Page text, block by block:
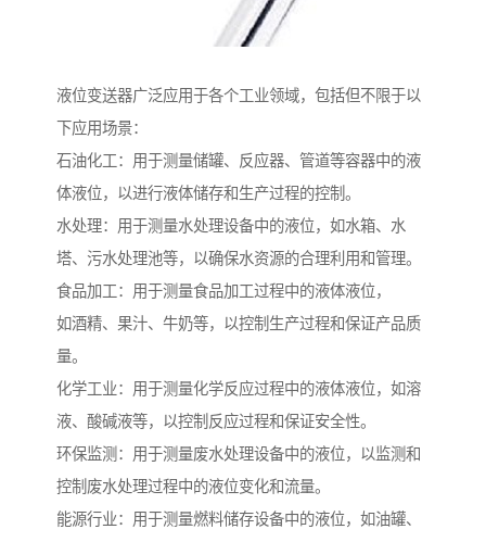
液位变送器广泛应用于各个工业领域，包括但不限于以
下应用场景：
石油化工：用于测量储罐、反应器、管道等容器中的液
体液位，以进行液体储存和生产过程的控制。
水处理：用于测量水处理设备中的液位，如水箱、水
塔、污水处理池等，以确保水资源的合理利用和管理。
食品加工：用于测量食品加工过程中的液体液位，
如酒精、果汁、牛奶等，以控制生产过程和保证产品质
量。
化学工业：用于测量化学反应过程中的液体液位，如溶
液、酸碱液等，以控制反应过程和保证安全性。
环保监测：用于测量废水处理设备中的液位，以监测和
控制废水处理过程中的液位变化和流量。
能源行业：用于测量燃料储存设备中的液位，如油罐、